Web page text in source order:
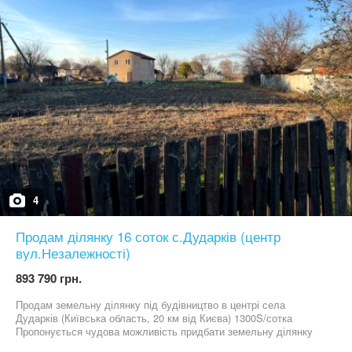
4
Продам ділянку 16 соток с.Дударків (центр
вул.Незалежності)
893 790 грн.
Продам земельну ділянку під будівництво в центрі села
Дударків (Київська область, 20 км від Києва) 1300S/сотка
Пропонується чудова можливість придбати земельну ділянку